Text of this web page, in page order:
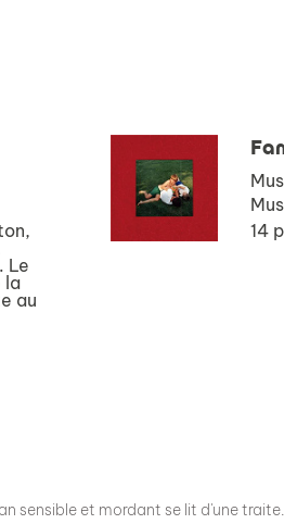
Le
la
au
14
sensible et mordant se lit d'une traite.